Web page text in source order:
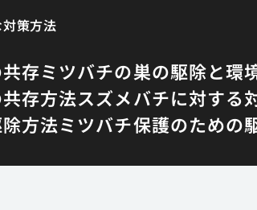
策方法
存ミツバチの巣の駆除と環
存方法スズメバチに対する
方法ミツバチ保護のための